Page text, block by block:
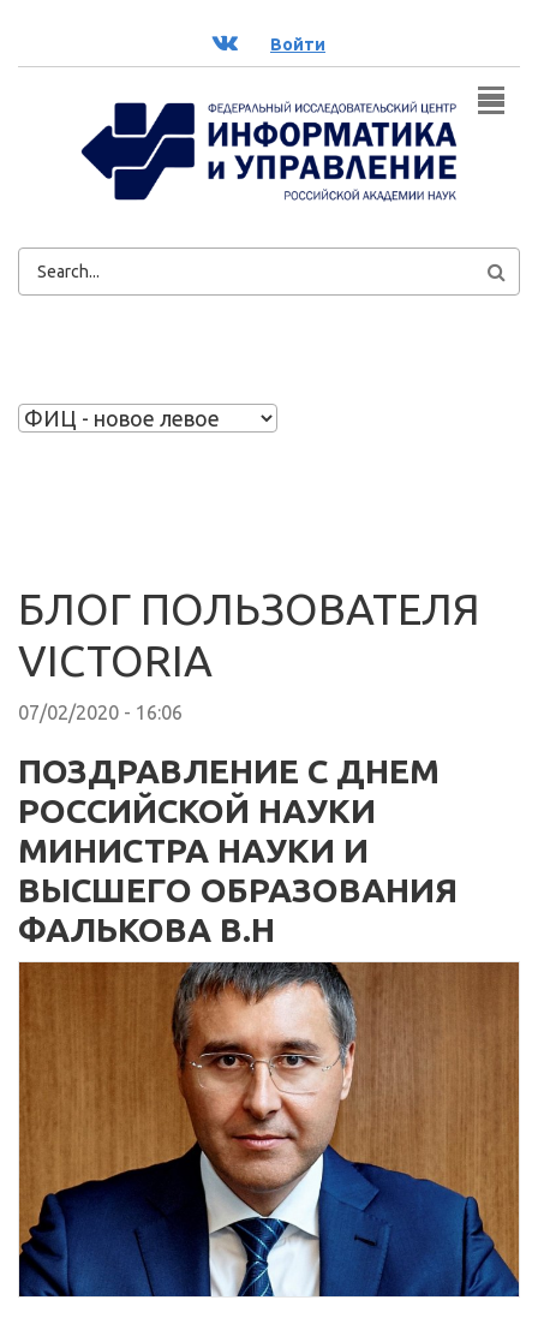
ВК Войти
ФОРМА
БЛОГ ПОЛЬЗОВАТЕЛЯ
VICTORIA
07/02/2020 - 16:06
ПОЗДРАВЛЕНИЕ С ДНЕМ
РОССИЙСКОЙ НАУКИ
МИНИСТРА НАУКИ И
ВЫСШЕГО ОБРАЗОВАНИЯ
ФАЛЬКОВА В.Н